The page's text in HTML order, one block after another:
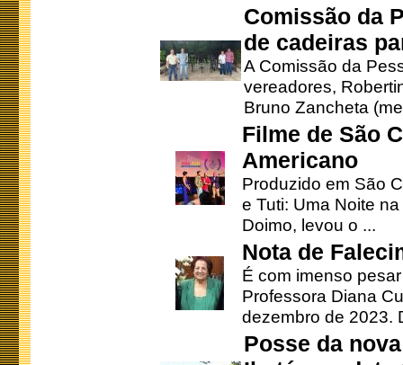
Comissão da
de cadeiras
A Comissão da
vereadores,
Bruno Zancheta
Filme de São
Americano
Produzido em São
e Tuti: Uma Noite
Doimo, levou o ...
Nota de
É com imenso
Professora Diana
dezembro de 2023.
Posse da